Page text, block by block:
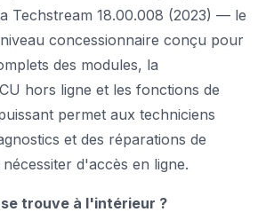
Techstream 18.00.008 (2023) — le
concessionnaire conçu pour
des modules, la
hors ligne et les fonctions de
permet aux techniciens
et des réparations de
d'accès en ligne.
trouve à l'intérieur ?